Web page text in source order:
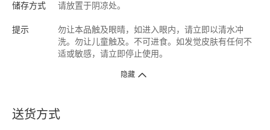
储存方式 请放置于阴凉处。
提示
勿让本品触及眼晴，如进入眼内，请立即以清水冲
洗。勿让儿童触及。不可进食。如发觉皮肤有任何不
适或敏感，请立即停止使用。
隐藏
送货方式